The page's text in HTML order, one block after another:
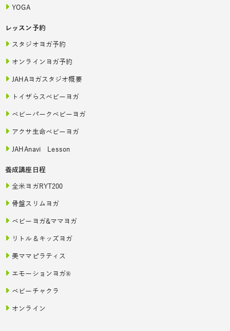
YOGA
レッスン予約
スタジオヨガ予約
オンラインヨガ予約
JAHAヨガスタジオ概要
トイザらスベビーヨガ
ベビーパークベビーヨガ
アクサ生命ベビーヨガ
JAHAnavi Lesson
養成講座日程
全米ヨガRYT200
骨盤スリムヨガ
ベビーヨガ&ママヨガ
リトル＆キッズヨガ
美ママピラティス
エモーションヨガ®
ベビーチャクラ
オンライン